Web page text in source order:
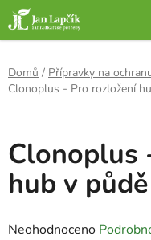
Přejít
na
obsah
Domů / Přípravky na
Clonoplus - Pro rozložení
Clonoplus
hub v půdě
Průměrné
Neohodnoceno